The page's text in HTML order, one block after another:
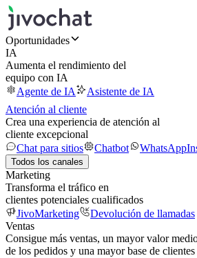
Oportunidades
IA
Aumenta el rendimiento del
equipo con IA
Agente de IA
Asistente de IA
Atención al cliente
Crea una experiencia de atención al
cliente excepcional
Chat para sitios
Chatbot WhatsApp
Todos los canales
Marketing
Transforma el tráfico en
clientes potenciales cualificados
JivoMarketing
Devolución de llamadas
Ventas
Consigue más ventas, un mayor valor
de los pedidos y una mayor base de clientes